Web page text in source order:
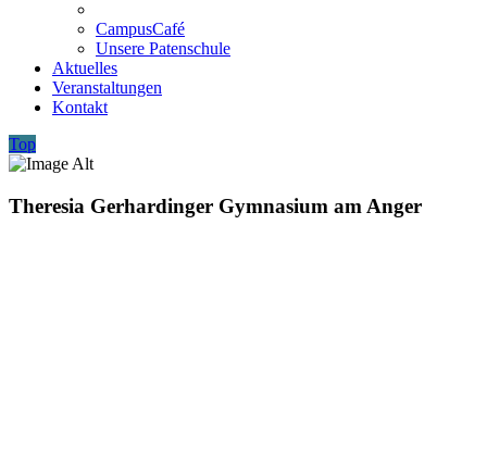
CampusCafé
Unsere Patenschule
Aktuelles
Veranstaltungen
Kontakt
Top
Theresia Gerhardinger Gymnasium am Anger